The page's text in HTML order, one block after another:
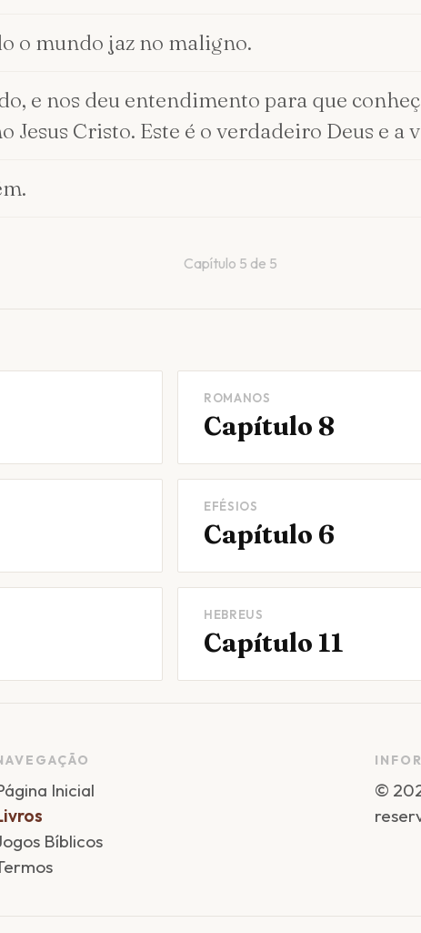
o mundo jaz no maligno.
e nos deu entendimento para que
Jesus Cristo. Este é o verdadeiro Deus e a
Capítulo 5 de 5
ROMANOS
Capítulo 8
EFÉSIOS
Capítulo 6
HEBREUS
Capítulo 11
Inicial
Bíblicos
©